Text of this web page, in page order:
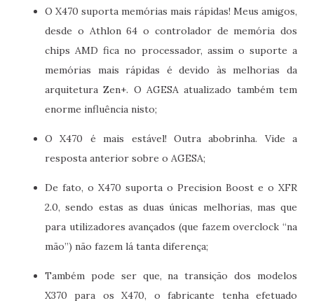
O X470 suporta memórias mais rápidas! Meus amigos,
desde o Athlon 64 o controlador de memória dos
chips AMD fica no processador, assim o suporte a
memórias mais rápidas é devido às melhorias da
arquitetura Zen+. O AGESA atualizado também tem
enorme influência nisto;
O X470 é mais estável! Outra abobrinha. Vide a
resposta anterior sobre o AGESA;
De fato, o X470 suporta o Precision Boost e o XFR
2.0, sendo estas as duas únicas melhorias, mas que
para utilizadores avançados (que fazem overclock “na
mão”) não fazem lá tanta diferença;
Também pode ser que, na transição dos modelos
X370 para os X470, o fabricante tenha efetuado